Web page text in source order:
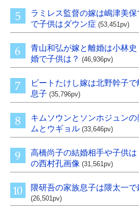
ラミレス監督の嫁は嶋津美
で子供はダウン症 (53,451pv)
青山和弘が嫁と離婚は小林
婚で子供は？ (46,936pv)
ビートたけし嫁は北野幹子
息子 (35,796pv)
キムソウンとソンホジュン
ムとウギョル (33,646pv)
高橋尚子の結婚相手や子供
の西村孔画像 (31,561pv)
隈研吾の家族息子は隈太一
(26,501pv)